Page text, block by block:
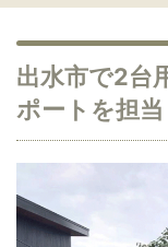
出水市で2台
ポートを担当